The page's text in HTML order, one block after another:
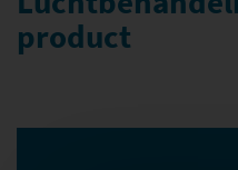
product